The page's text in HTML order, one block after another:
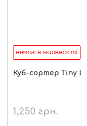
немає в наявності
Куб-сортер Tiny
1,250 грн.